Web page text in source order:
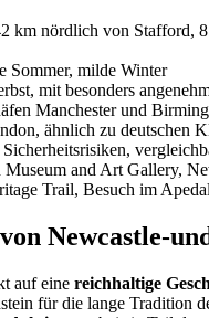
km nördlich von Stafford,
Sommer, milde Winter
mit besonders
Manchester und
ähnlich zu deutschen
Museum and Art Gallery,
Trail, Besuch im
Newcastle-
auf eine reichhaltige
für die lange Tradition